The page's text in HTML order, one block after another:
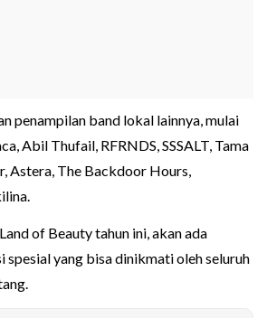
penampilan band lokal lainnya, mulai
Abil Thufail, RFRNDS, SSSALT, Tama
Astera, The Backdoor Hours,
of Beauty tahun ini, akan ada
yang bisa dinikmati oleh seluruh